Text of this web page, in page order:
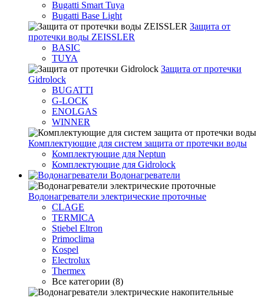
Bugatti Smart Tuya
Bugatti Base Light
Защита от
протечки воды ZEISSLER
BASIC
TUYA
Защита от протечки
Gidrolock
BUGATTI
G-LOCK
ENOLGAS
WINNER
Комплектующие для систем защита от протечки воды
Комплектующие для Neptun
Комплектующие для Gidrolock
Водонагреватели
Водонагреватeли электрические проточные
CLAGE
TERMICA
Stiebel Eltron
Primoclima
Kospel
Electrolux
Thermex
Все категории (8)